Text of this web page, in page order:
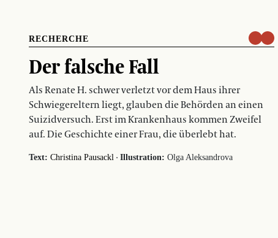
RECHERCHE
Der falsche Fall
Als Renate H. schwer verletzt vor dem Haus ihrer
Schwiegereltern liegt, glauben die Behörden an einen
Suizidversuch. Erst im Krankenhaus kommen Zweifel
auf. Die Geschichte einer Frau, die überlebt hat.
Text: Christina Pausackl · Illustration: Olga Aleksandrova